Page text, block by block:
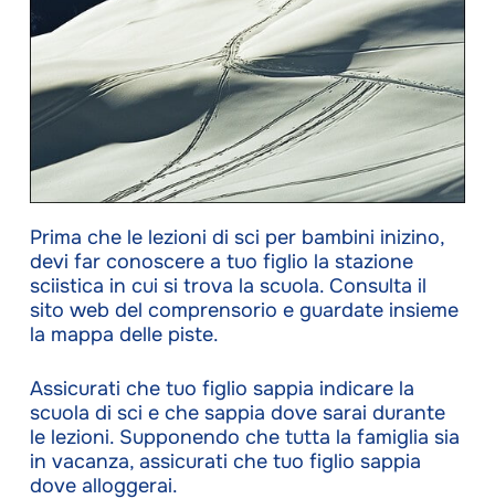
Prima che le lezioni di sci per bambini inizino,
devi far conoscere a tuo figlio la stazione
sciistica in cui si trova la scuola. Consulta il
sito web del comprensorio e guardate insieme
la mappa delle piste.
Assicurati che tuo figlio sappia indicare la
scuola di sci e che sappia dove sarai durante
le lezioni. Supponendo che tutta la famiglia sia
in vacanza, assicurati che tuo figlio sappia
dove alloggerai.